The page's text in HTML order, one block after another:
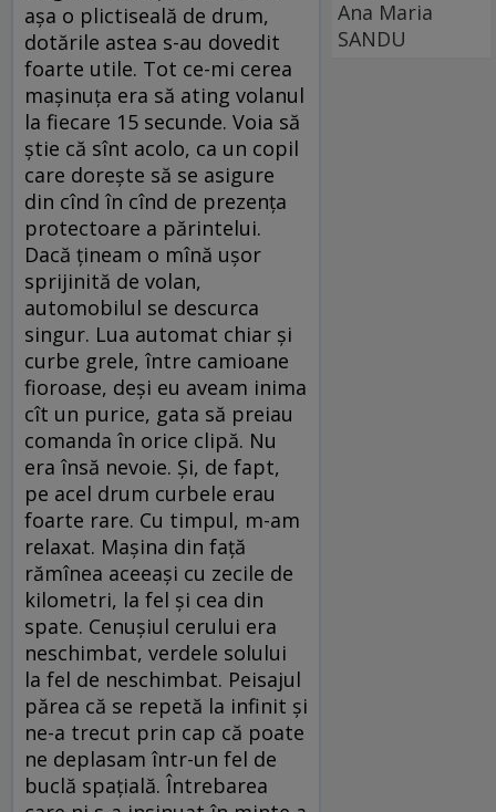
așa o plictiseală de drum,
dotările astea s-au dovedit
foarte utile. Tot ce-mi cerea
mașinuța era să ating volanul
la fiecare 15 secunde. Voia să
știe că sînt acolo, ca un copil
care dorește să se asigure
din cînd în cînd de prezența
protectoare a părintelui.
Dacă țineam o mînă ușor
sprijinită de volan,
automobilul se descurca
singur. Lua automat chiar și
curbe grele, între camioane
fioroase, deși eu aveam inima
cît un purice, gata să preiau
comanda în orice clipă. Nu
era însă nevoie. Și, de fapt,
pe acel drum curbele erau
foarte rare. Cu timpul, m-am
relaxat. Mașina din față
rămînea aceeași cu zecile de
kilometri, la fel și cea din
spate. Cenușiul cerului era
neschimbat, verdele solului
la fel de neschimbat. Peisajul
părea că se repetă la infinit și
ne-a trecut prin cap că poate
ne deplasam într-un fel de
buclă spațială. Întrebarea
Ana Maria
SANDU